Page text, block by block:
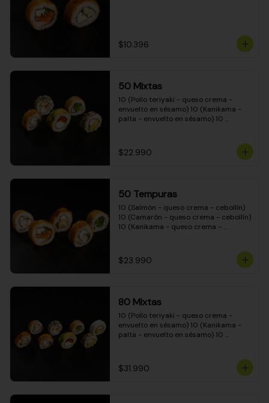
$10.396
50 Mixtas
10 (Pollo teriyaki - queso crema -
envuelto en sésamo) 10 (Kanikama -
palta - envuelto en sésamo) 10
cebollín - envuelto en masa tempura)
10 (Pimentón - queso crema - cebollín
$22.990
50 Tempuras
10 (Salmón - queso crema - cebollín)
10 (Camarón - queso crema - cebollín)
10 (Kanikama - queso crema -
crema - cebollín)
$23.990
80 Mixtas
10 (Pollo teriyaki - queso crema -
envuelto en sésamo) 10 (Kanikama -
palta - envuelto en sésamo) 10
envuelto en queso crema) 10
(Camarón - queso crema - cebollín -
$31.990